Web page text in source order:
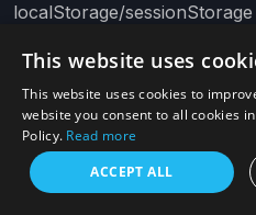
localStorage/
можуть чистити
localStorage/
їх комп'ютерах, а також
використання в
користувачі вирішують
доведеться вручну
This website uses
This website uses cookies to
website you consent to all cookies
Policy. Read more
ACCEPT ALL